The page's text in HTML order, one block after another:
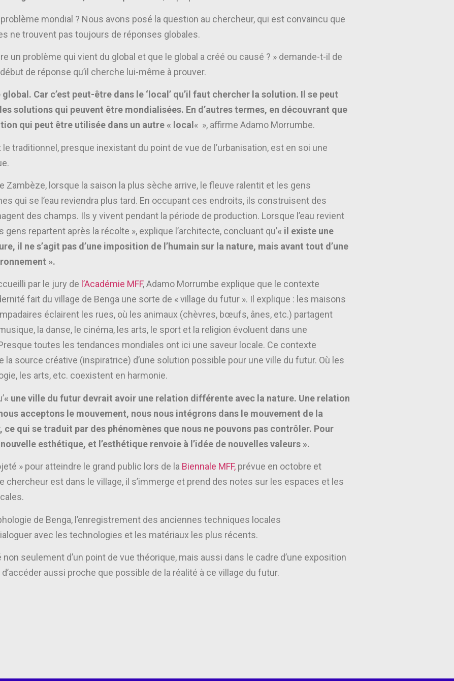
mondial ? Nous avons posé la question au chercheur, qui est convaincu que
ne trouvent pas toujours de réponses globales.
un problème qui vient du global et que le global a créé ou causé ? » demande-t-il de
de réponse qu’il cherche lui-même à prouver.
Car c’est peut-être dans le ‘local’ qu’il faut chercher la solution. Il se peut
solutions qui peuvent être mondialisées. En d’autres termes, en découvrant que
qui peut être utilisée dans un autre « local « », affirme Adamo Morrumbe.
traditionnel, presque inexistant du point de vue de l’urbanisation, est en soi une
Zambèze, lorsque la saison la plus sèche arrive, le fleuve ralentit et les gens
qui se l’eau reviendra plus tard. En occupant ces endroits, ils construisent des
des champs. Ils y vivent pendant la période de production. Lorsque l’eau revient
gens repartent après la récolte », explique l’architecte, concluant qu’« il existe une
il ne s’agit pas d’une imposition de l’humain sur la nature, mais avant tout d’une
».
par le jury de l’Académie MFF, Adamo Morrumbe explique que le contexte
fait du village de Benga une sorte de « village du futur ». Il explique : les maisons
éclairent les rues, où les animaux (chèvres, bœufs, ânes, etc.) partagent
la danse, le cinéma, les arts, le sport et la religion évoluent dans une
toutes les tendances mondiales ont ici une saveur locale. Ce contexte
source créative (inspiratrice) d’une solution possible pour une ville du futur. Où les
les arts, etc. coexistent en harmonie.
« une ville du futur devrait avoir une relation différente avec la nature. Une relation
acceptons le mouvement, nous nous intégrons dans le mouvement de la
ce qui se traduit par des phénomènes que nous ne pouvons pas contrôler. Pour
esthétique, et l’esthétique renvoie à l’idée de nouvelles valeurs ».
» pour atteindre le grand public lors de la Biennale MFF, prévue en octobre et
chercheur est dans le village, il s’immerge et prend des notes sur les espaces et les
de Benga, l’enregistrement des anciennes techniques locales
avec les technologies et les matériaux les plus récents.
seulement d’un point de vue théorique, mais aussi dans le cadre d’une exposition
aussi proche que possible de la réalité à ce village du futur.